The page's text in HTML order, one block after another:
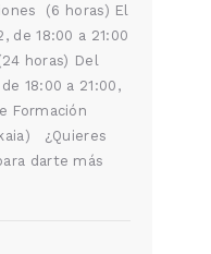
(6 horas) El
de 18:00 a 21:00
horas) Del
18:00 a 21:00,
Formación
¿Quieres
darte más